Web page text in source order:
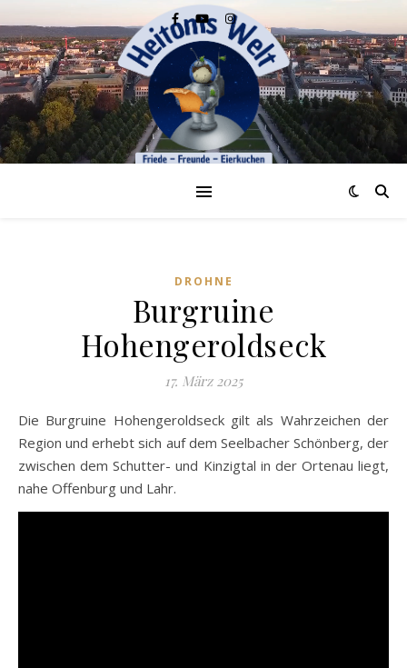
DROHNE
Burgruine
Hohengeroldseck
17. März 2025
Die Burgruine Hohengeroldseck gilt als Wahrzeichen der
Region und erhebt sich auf dem Seelbacher Schönberg, der
zwischen dem Schutter- und Kinzigtal in der Ortenau liegt,
nahe Offenburg und Lahr.